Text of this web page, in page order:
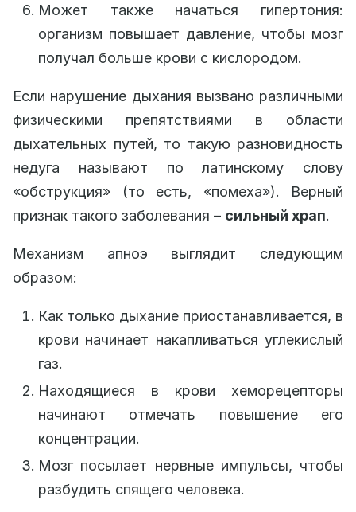
Может также начаться гипертония:
организм повышает давление, чтобы мозг
получал больше крови с кислородом.
Если нарушение дыхания вызвано различными
физическими препятствиями в области
дыхательных путей, то такую разновидность
недуга называют по латинскому слову
«обструкция» (то есть, «помеха»). Верный
признак такого заболевания – сильный храп.
Механизм апноэ выглядит следующим
образом:
Как только дыхание приостанавливается, в
крови начинает накапливаться углекислый
газ.
Находящиеся в крови хеморецепторы
начинают отмечать повышение его
концентрации.
Мозг посылает нервные импульсы, чтобы
разбудить спящего человека.